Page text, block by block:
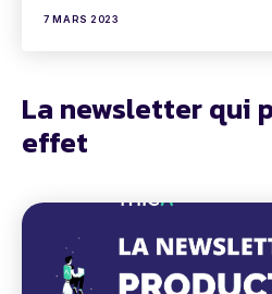
7 MARS 2023
La newsletter qui
effet